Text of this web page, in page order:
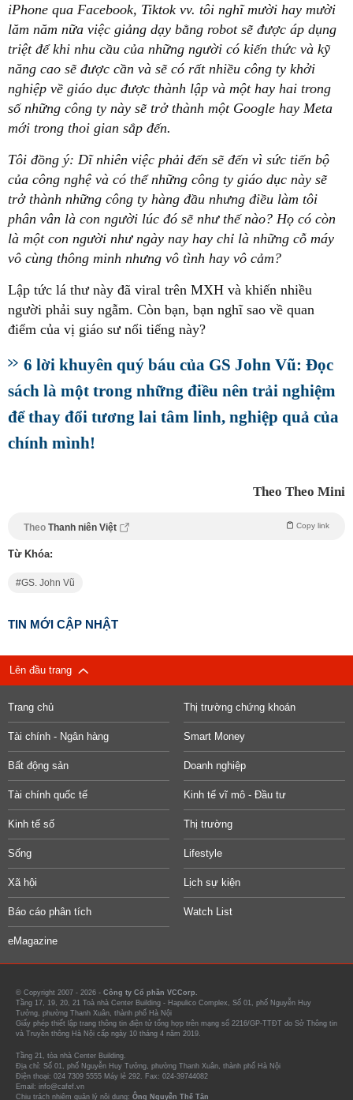
iPhone qua Facebook, Tiktok vv. tôi nghĩ mười hay mười
lăm năm nữa việc giảng dạy bằng robot sẽ được áp dụng
triệt để khi nhu cầu của những người có kiến thức và kỹ
năng cao sẽ được cần và sẽ có rất nhiều công ty khởi
nghiệp về giáo dục được thành lập và một hay hai trong
số những công ty này sẽ trở thành một Google hay Meta
mới trong thoi gian sắp đến.
Tôi đồng ý: Dĩ nhiên việc phải đến sẽ đến vì sức tiến bộ
của công nghệ và có thể những công ty giáo dục này sẽ
trở thành những công ty hàng đầu nhưng điều làm tôi
phân vân là con người lúc đó sẽ như thế nào? Họ có còn
là một con người như ngày nay hay chỉ là những cỗ máy
vô cùng thông minh nhưng vô tình hay vô cảm?
Lập tức lá thư này đã viral trên MXH và khiến nhiều
người phải suy ngẫm. Còn bạn, bạn nghĩ sao về quan
điểm của vị giáo sư nổi tiếng này?
6 lời khuyên quý báu của GS John Vũ: Đọc
sách là một trong những điều nên trải nghiệm
để thay đổi tương lai tâm linh, nghiệp quả của
chính mình!
Theo Theo Mini
Theo Thanh niên Việt Copy link
Từ Khóa:
GS. John Vũ
TIN MỚI CẬP NHẬT
Lên đầu trang
Trang chủ Thị trường chứng khoán
Tài chính - Ngân hàng Smart Money
Bất động sản Doanh nghiệp
Tài chính quốc tế Kinh tế vĩ mô - Đầu tư
Kinh tế số Thị trường
Sống Lifestyle
Xã hội Lịch sự kiện
Báo cáo phân tích Watch List
eMagazine
© Copyright 2007 - 2026 - Công ty Cổ phần VCCorp.
Tầng 17, 19, 20, 21 Toà nhà Center Building - Hapulico Complex, Số 01, phố Nguyễn Huy
Tưởng, phường Thanh Xuân, thành phố Hà Nội
Giấy phép thiết lập trang thông tin điện tử tổng hợp trên mạng số 2216/GP-TTĐT do Sở Thông tin
và Truyền thông Hà Nội cấp ngày 10 tháng 4 năm 2019.
Tầng 21, tòa nhà Center Building.
Địa chỉ: Số 01, phố Nguyễn Huy Tưởng, phường Thanh Xuân, thành phố Hà Nội
Điện thoại: 024 7309 5555 Máy lẻ 292. Fax: 024-39744082
Email: info@cafef.vn
Chịu trách nhiệm quản lý nội dung: Ông Nguyễn Thế Tân